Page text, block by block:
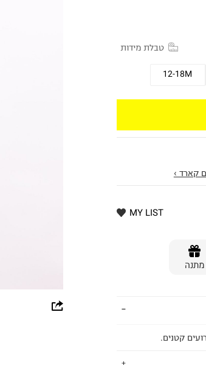
טבלת מידות
12-18M
קארד ›
MY LIST
מתנה
קטנים.